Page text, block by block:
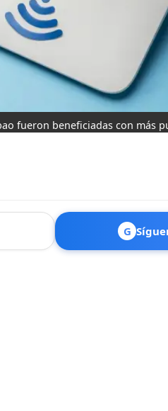
fueron beneficiadas con más
G